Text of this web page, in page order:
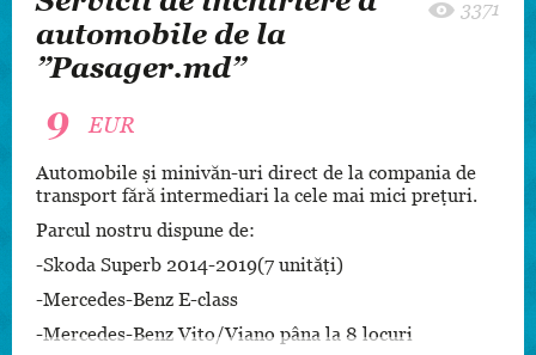
automobile de la
”Pasager.md”
3371
9 EUR
Automobile și minivăn-uri direct de la compania de
transport fără intermediari la cele mai mici prețuri.
Parcul nostru dispune de:
-Skoda Superb 2014-2019(7 unități)
-Mercedes-Benz E-class
-Mercedes-Benz Vito/Viano pâna la 8 locuri